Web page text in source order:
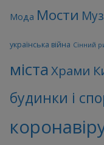
Мода Мости
українська війна Сінний
міста Храми
будинки і